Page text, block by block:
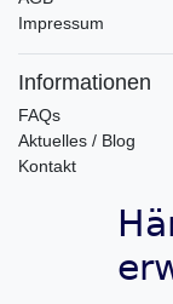
Impressum
Informationen
FAQs
Aktuelles / Blog
Kontakt